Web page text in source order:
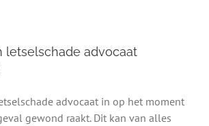
letselschade advocaat
advocaat in op het moment
gewond raakt. Dit kan van alles